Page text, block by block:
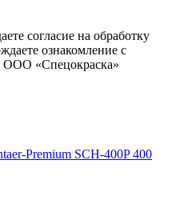
согласие на обработку
ознакомление с
ООО «Спецокраска»